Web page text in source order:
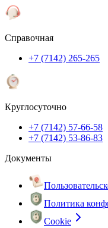
Справочная
+7 (7142) 265-265
Круглосуточно
+7 (7142) 57-66-58
+7 (7142) 53-86-83
Документы
Политика
Cookie